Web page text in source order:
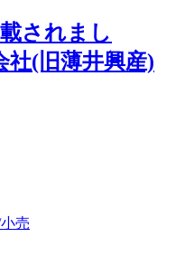
されまし
社(旧薄井興産)
売